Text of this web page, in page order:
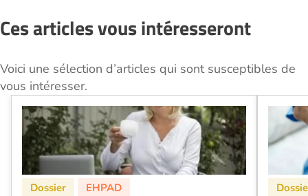
Ces articles vous intéresseront
Voici une sélection d’articles qui sont susceptibles de
vous intéresser.